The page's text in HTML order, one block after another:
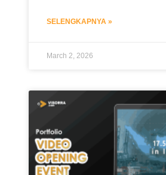
SELENGKAPNYA »
March 2, 2026